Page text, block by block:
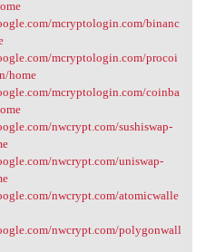
mcryptologin.com/binanc
mcryptologin.com/procoi
home
mcryptologin.com/coinba
nwcrypt.com/sushiswap-
nwcrypt.com/uniswap-
nwcrypt.com/atomicwalle
nwcrypt.com/polygonwall